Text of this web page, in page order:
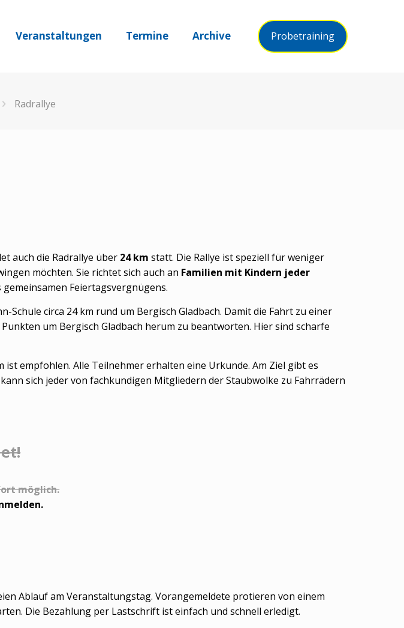
Veranstaltungen Termine Archive Probetraining
Radrallye
auch die Radrallye über 24 km statt. Die Rallye ist speziell für weniger
möchten. Sie richtet sich auch an Familien mit Kindern jeder
Feiertagsvergnügens.
circa 24 km rund um Bergisch Gladbach. Damit die Fahrt zu einer
um Bergisch Gladbach herum zu beantworten. Hier sind scharfe
empfohlen. Alle Teilnehmer erhalten eine Urkunde. Am Ziel gibt es
sich jeder von fachkundigen Mitgliedern der Staubwolke zu Fahrrädern
möglich.
Ablauf am Veranstaltungstag. Vorangemeldete profitieren von einem
Die Bezahlung per Lastschrift ist einfach und schnell erledigt.